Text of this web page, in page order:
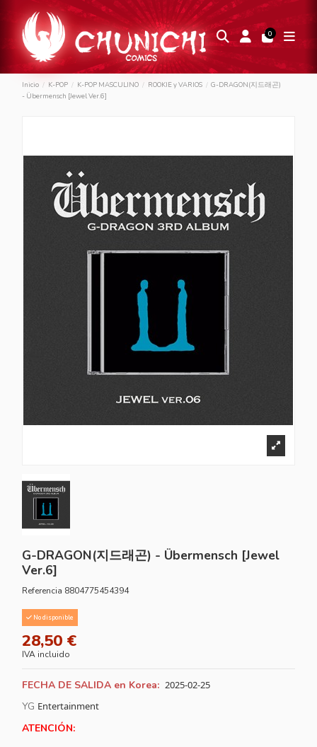
0
Inicio K-POP K-POP MASCULINO ROOKIE y VARIOS
G-DRAGON(지드래곤)
- Übermensch [Jewel Ver.6]
G-DRAGON(지드래곤) - Übermensch [Jewel
Ver.6]
Referencia 8804775454394
No disponible
28,50 €
IVA incluido
FECHA DE SALIDA en Korea: 2025-02-25
YG Entertainment
ATENCIÓN: